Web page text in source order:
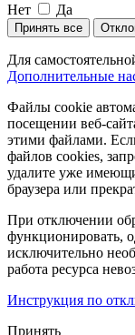
Нет
Да
Принять все
Для
Дополнительные
Файлы cookie
посещении веб-
этими файлами.
файлов cookies,
удалите уже
браузера или
При отключении
функционировать,
исключительно
работа ресурса
Инструкция по
Принять